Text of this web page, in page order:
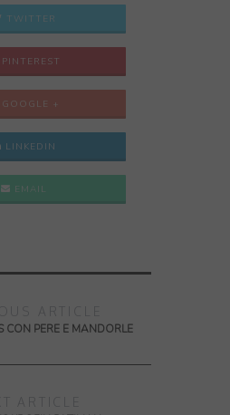
TWITTER
PINTEREST
GOOGLE +
LINKEDIN
EMAIL
CON PERE E MANDORLE